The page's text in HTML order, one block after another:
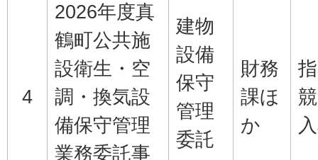
4
2026年度真
鶴町公共施
設衛生・空
調・換気設
備保守管理
業務委託事
建物
設備
保守
管理
委託
財務
課ほ
か